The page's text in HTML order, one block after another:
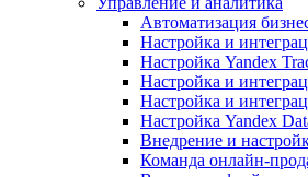
Автоматизация
Настройка и
Настройка Yandex
Настройка и
Настройка и
Настройка Yandex
Внедрение и
Команда онлайн-